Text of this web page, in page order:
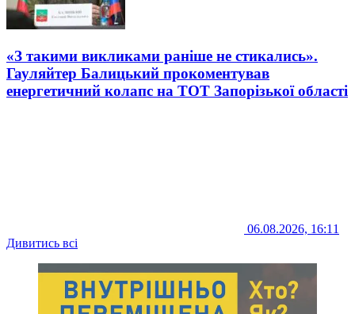
«З такими викликами раніше не стикались».
Гауляйтер Балицький прокоментував
енергетичний колапс на ТОТ Запорізької області
06.08.2026, 16:11
Дивитись всі